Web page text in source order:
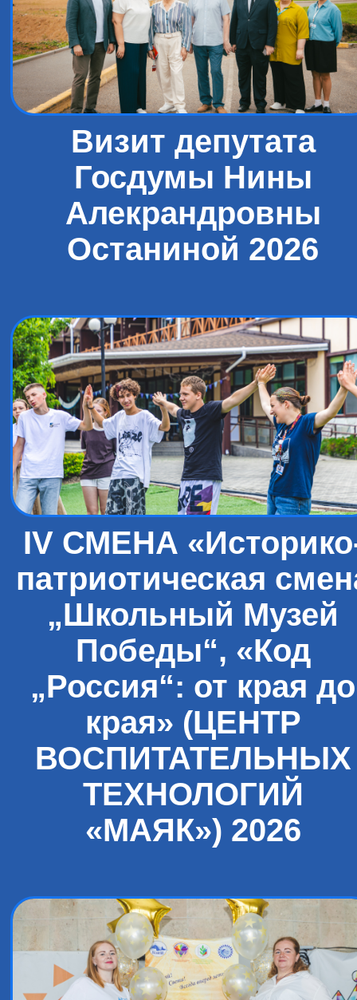
Визит депутата
Госдумы Нины
Алекрандровны
Останиной 2026
IV СМЕНА
патриотическая
„Школьный Музей
Победы“, «Код
„Россия“: от края до
края» (ЦЕНТР
ВОСПИТАТЕЛЬНЫХ
ТЕХНОЛОГИЙ
«МАЯК») 2026